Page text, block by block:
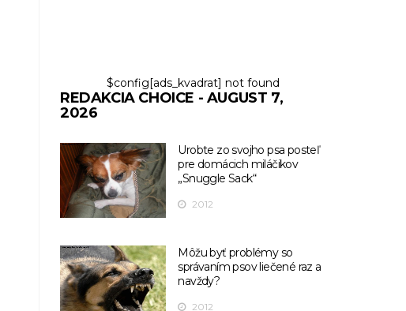
$config[ads_kvadrat] not found
REDAKCIA CHOICE - AUGUST 7,
2026
Urobte zo svojho psa posteľ
pre domácich miláčikov
„Snuggle Sack“
2012
Môžu byť problémy so
správaním psov liečené raz a
navždy?
2012